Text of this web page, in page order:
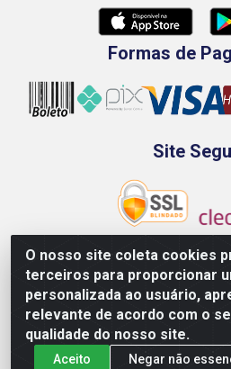
O nosso site coleta cookies
terceiros para proporcionar
personalizada ao usuário,
relevante de acordo com o
qualidade do nosso site.
Aceito Negar não
Formas de
Site
Rod. BR-101 Sul, Km 73,
Recife/PE - CEP 51240-340 -